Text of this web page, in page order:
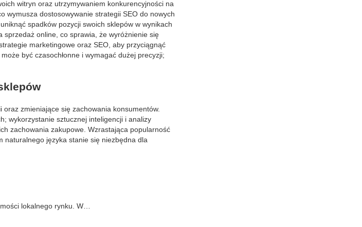
witryn oraz utrzymywaniem konkurencyjności na
wymusza dostosowywanie strategii SEO do nowych
spadków pozycji swoich sklepów w wynikach
online, co sprawia, że wyróżnienie się
marketingowe oraz SEO, aby przyciągnąć
być czasochłonne i wymagać dużej precyzji;
zmieniające się zachowania konsumentów.
wykorzystanie sztucznej inteligencji i analizy
zachowania zakupowe. Wzrastająca popularność
naturalnego języka stanie się niezbędna dla
lokalnego rynku. W…